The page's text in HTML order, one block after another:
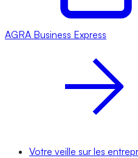
AGRA Business Express
Votre veille sur les